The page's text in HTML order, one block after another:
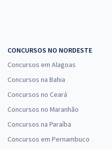
CONCURSOS NO NORDESTE
Concursos em Alagoas
Concursos na Bahia
Concursos no Ceará
Concursos no Maranhão
Concursos na Paraíba
Concursos em Pernambuco